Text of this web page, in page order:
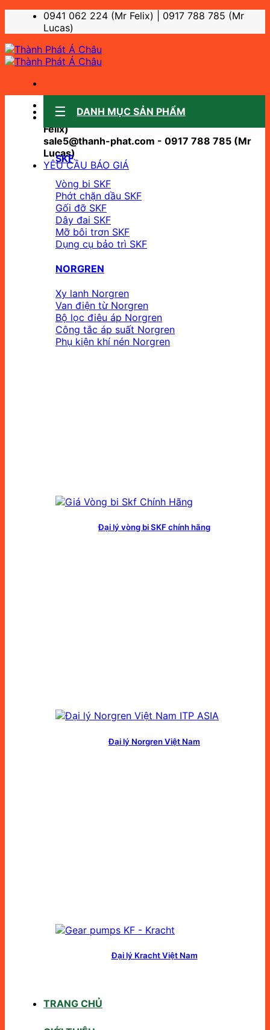
dung
0941 062 224 (Mr Felix) | 0917 788 785 (Mr
Lucas)
Sale support:
sale10@thanh-phat.com - 0941 062 224 (Mr
Felix)
sale5@thanh-phat.com - 0917 788 785 (Mr
Lucas)
YÊU CẦU BÁO GIÁ
DANH MỤC SẢN PHẨM
SKF
Vòng bi SKF
Phớt chặn dầu SKF
Gối đỡ SKF
Dây đai SKF
Mỡ bôi trơn SKF
Dụng cụ bảo trì SKF
NORGREN
Xy lanh Norgren
Van điện từ Norgren
Bộ lọc điêu áp Norgren
Công tắc áp suất Norgren
Phụ kiện khí nén Norgren
Đại lý vòng bi SKF chính hãng
Đại lý Norgren Việt Nam
Đại lý Kracht Việt Nam
TRANG CHỦ